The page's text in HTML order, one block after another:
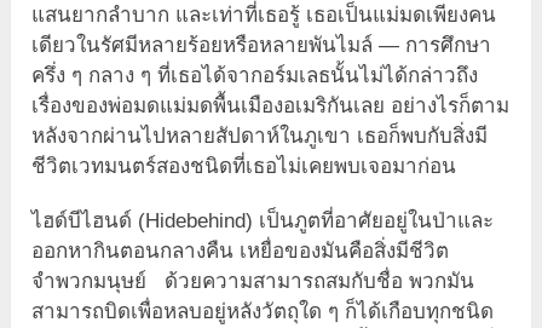
แสนยากลำบาก และเท่าที่เธอรู้ เธอเป็นแม่มดเพียงคน
เดียวในรัศมีหลายร้อยหรือหลายพันไมล์ — การศึกษา
ครึ่ง ๆ กลาง ๆ ที่เธอได้จากอร์มเลธนั้นไม่ได้กล่าวถึง
เรื่องของพ่อมดแม่มดพื้นเมืองอเมริกันเลย อย่างไรก็ตาม
หลังจากผ่านไปหลายสัปดาห์ในภูเขา เธอก็พบกับสิ่งมี
ชีวิตเวทมนตร์สองชนิดที่เธอไม่เคยพบเจอมาก่อน
ไฮด์บีไฮนด์ (Hidebehind) เป็นภูตที่อาศัยอยู่ในป่าและ
ออกหากินตอนกลางคืน เหยื่อของมันคือสิ่งมีชีวิต
จำพวกมนุษย์ ด้วยความสามารถสมกับชื่อ พวกมัน
สามารถบิดเพื่อหลบอยู่หลังวัตถุใด ๆ ก็ได้เกือบทุกชนิด